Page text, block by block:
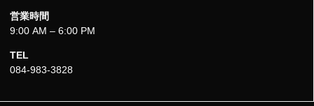
営業時間
9:00 AM – 6:00 PM
TEL
084-983-3828